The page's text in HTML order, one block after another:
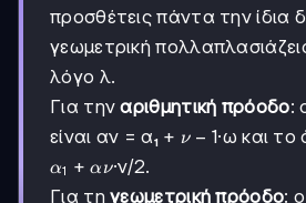
προσθέτεις πάντα την ίδια
γεωμετρική
λόγο λ.
Για τηναριθμητική πρόοδο:
είναι αν = α₁ + ν-1
ν − 1·ω και το
α₁
+
α1 + αν·ν/2.
Για τηγεωμετρική πρόοδο: